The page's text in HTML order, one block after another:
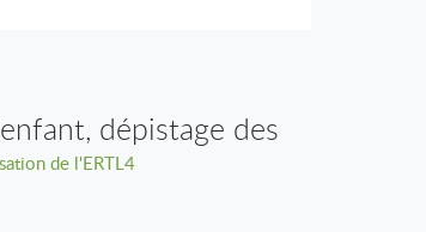
dépistage des
de l'ERTL4